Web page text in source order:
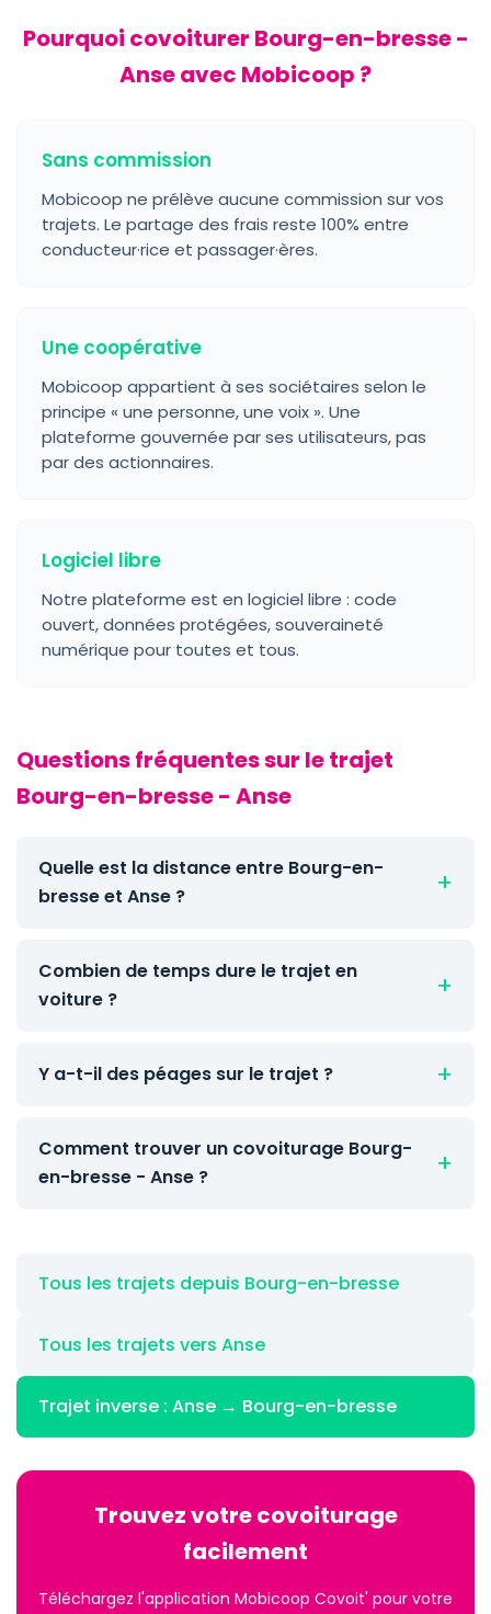
Pourquoi covoiturer Bourg-en-bresse -
Anse avec Mobicoop ?
Sans commission
Mobicoop ne prélève aucune commission sur vos
trajets. Le partage des frais reste 100% entre
conducteur·rice et passager·ères.
Une coopérative
Mobicoop appartient à ses sociétaires selon le
principe « une personne, une voix ». Une
plateforme gouvernée par ses utilisateurs, pas
par des actionnaires.
Logiciel libre
Notre plateforme est en logiciel libre : code
ouvert, données protégées, souveraineté
numérique pour toutes et tous.
Questions fréquentes sur le trajet
Bourg-en-bresse - Anse
Quelle est la distance entre Bourg-en-
bresse et Anse ?
Combien de temps dure le trajet en
voiture ?
Y a-t-il des péages sur le trajet ?
Comment trouver un covoiturage Bourg-
en-bresse - Anse ?
Tous les trajets depuis Bourg-en-bresse
Tous les trajets vers Anse
Trajet inverse : Anse → Bourg-en-bresse
Trouvez votre covoiturage
facilement
Téléchargez l'application Mobicoop Covoit' pour votre